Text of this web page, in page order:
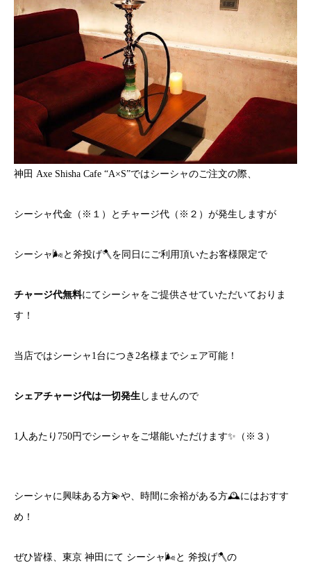
神田 Axe Shisha Cafe “A×S”ではシーシャのご注文の際、
シーシャ代金（※１）とチャージ代（※２）が発生しますが
シーシャ🌬と斧投げ🪓を同日にご利用頂いたお客様限定で
チャージ代無料にてシーシャをご提供させていただいておりま
す！
当店ではシーシャ1台につき2名様までシェア可能！
シェアチャージ代は一切発生 しませんので
1人あたり750円でシーシャをご堪能いただけます✨（※３）
シーシャに興味ある方💫や、時間に余裕がある方🕰にはおすす
め！
ぜひ皆様、東京 神田にて シーシャ🌬と 斧投げ🪓の